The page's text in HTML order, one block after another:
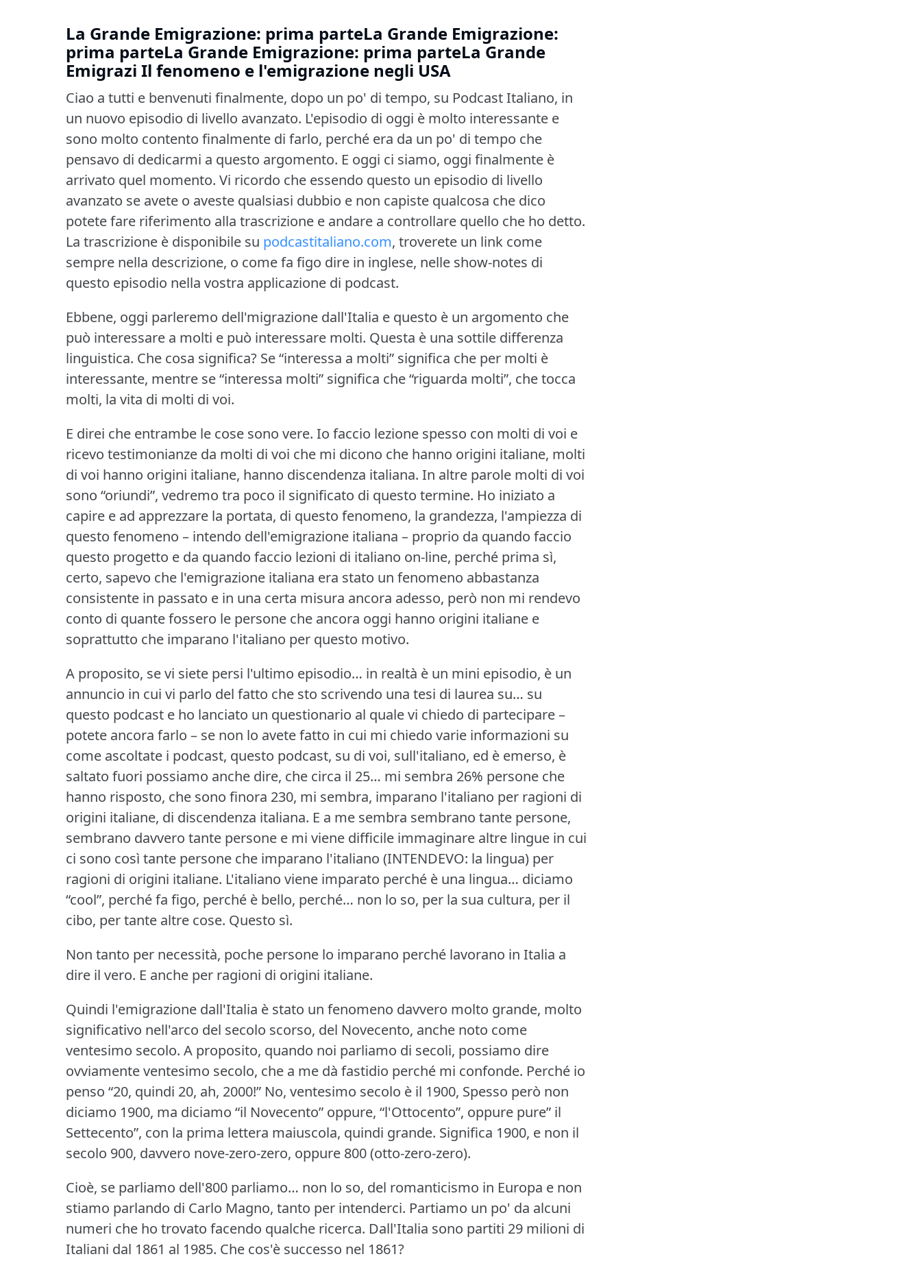
La Grande Emigrazione: prima parteLa Grande Emigrazione:
prima parteLa Grande Emigrazione: prima parteLa Grande
Emigrazi Il fenomeno e l'emigrazione negli USA
Ciao a tutti e benvenuti finalmente, dopo un po' di tempo, su Podcast Italiano, in
un nuovo episodio di livello avanzato. L'episodio di oggi è molto interessante e
sono molto contento finalmente di farlo, perché era da un po' di tempo che
pensavo di dedicarmi a questo argomento. E oggi ci siamo, oggi finalmente è
arrivato quel momento. Vi ricordo che essendo questo un episodio di livello
avanzato se avete o aveste qualsiasi dubbio e non capiste qualcosa che dico
potete fare riferimento alla trascrizione e andare a controllare quello che ho detto.
La trascrizione è disponibile su podcastitaliano.com, troverete un link come
sempre nella descrizione, o come fa figo dire in inglese, nelle show-notes di
questo episodio nella vostra applicazione di podcast.
Ebbene, oggi parleremo dell'migrazione dall'Italia e questo è un argomento che
può interessare a molti e può interessare molti. Questa è una sottile differenza
linguistica. Che cosa significa? Se “interessa a molti” significa che per molti è
interessante, mentre se “interessa molti” significa che “riguarda molti”, che tocca
molti, la vita di molti di voi.
E direi che entrambe le cose sono vere. Io faccio lezione spesso con molti di voi e
ricevo testimonianze da molti di voi che mi dicono che hanno origini italiane, molti
di voi hanno origini italiane, hanno discendenza italiana. In altre parole molti di voi
sono “oriundi”, vedremo tra poco il significato di questo termine. Ho iniziato a
capire e ad apprezzare la portata, di questo fenomeno, la grandezza, l'ampiezza di
questo fenomeno – intendo dell'emigrazione italiana – proprio da quando faccio
questo progetto e da quando faccio lezioni di italiano on-line, perché prima sì,
certo, sapevo che l'emigrazione italiana era stato un fenomeno abbastanza
consistente in passato e in una certa misura ancora adesso, però non mi rendevo
conto di quante fossero le persone che ancora oggi hanno origini italiane e
soprattutto che imparano l'italiano per questo motivo.
A proposito, se vi siete persi l'ultimo episodio… in realtà è un mini episodio, è un
annuncio in cui vi parlo del fatto che sto scrivendo una tesi di laurea su… su
questo podcast e ho lanciato un questionario al quale vi chiedo di partecipare –
potete ancora farlo – se non lo avete fatto in cui mi chiedo varie informazioni su
come ascoltate i podcast, questo podcast, su di voi, sull'italiano, ed è emerso, è
saltato fuori possiamo anche dire, che circa il 25… mi sembra 26% persone che
hanno risposto, che sono finora 230, mi sembra, imparano l'italiano per ragioni di
origini italiane, di discendenza italiana. E a me sembra sembrano tante persone,
sembrano davvero tante persone e mi viene difficile immaginare altre lingue in cui
ci sono così tante persone che imparano l'italiano (INTENDEVO: la lingua) per
ragioni di origini italiane. L'italiano viene imparato perché è una lingua… diciamo
“cool”, perché fa figo, perché è bello, perché… non lo so, per la sua cultura, per il
cibo, per tante altre cose. Questo sì.
Non tanto per necessità, poche persone lo imparano perché lavorano in Italia a
dire il vero. E anche per ragioni di origini italiane.
Quindi l'emigrazione dall'Italia è stato un fenomeno davvero molto grande, molto
significativo nell'arco del secolo scorso, del Novecento, anche noto come
ventesimo secolo. A proposito, quando noi parliamo di secoli, possiamo dire
ovviamente ventesimo secolo, che a me dà fastidio perché mi confonde. Perché io
penso “20, quindi 20, ah, 2000!” No, ventesimo secolo è il 1900, Spesso però non
diciamo 1900, ma diciamo “il Novecento” oppure, “l'Ottocento”, oppure pure” il
Settecento”, con la prima lettera maiuscola, quindi grande. Significa 1900, e non il
secolo 900, davvero nove-zero-zero, oppure 800 (otto-zero-zero).
Cioè, se parliamo dell'800 parliamo… non lo so, del romanticismo in Europa e non
stiamo parlando di Carlo Magno, tanto per intenderci. Partiamo un po' da alcuni
numeri che ho trovato facendo qualche ricerca. Dall'Italia sono partiti 29 milioni di
Italiani dal 1861 al 1985. Che cos'è successo nel 1861?